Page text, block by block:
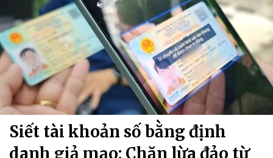
Siết tài khoản số bằng định
danh giả mạo: Chặn lừa đảo từ